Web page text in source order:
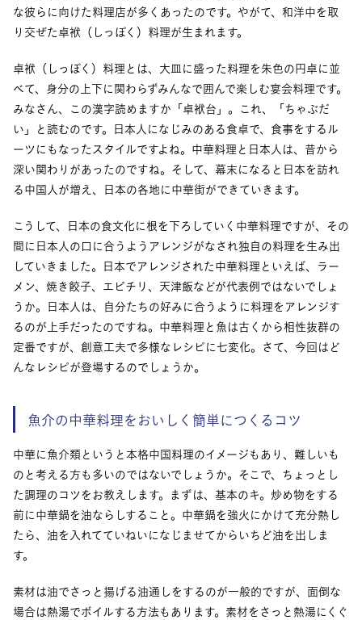
な彼らに向けた料理店が多くあったのです。やがて、和洋中を取
り交ぜた卓袱（しっぽく）料理が生まれます。
卓袱（しっぽく）料理とは、大皿に盛った料理を朱色の円卓に並
べて、身分の上下に関わらずみんなで囲んで楽しむ宴会料理です。
みなさん、この漢字読めますか「卓袱台」。これ、「ちゃぶだ
い」と読むのです。日本人になじみのある食卓で、食事をするル
ーツにもなったスタイルですよね。中華料理と日本人は、昔から
深い関わりがあったのですね。そして、幕末になると日本を訪れ
る中国人が増え、日本の各地に中華街ができていきます。
こうして、日本の食文化に根を下ろしていく中華料理ですが、その
間に日本人の口に合うようアレンジがなされ独自の料理を生み出
していきました。日本でアレンジされた中華料理といえば、ラー
メン、焼き餃子、エビチリ、天津飯などが代表例ではないでしょ
うか。日本人は、自分たちの好みに合うように料理をアレンジす
るのが上手だったのですね。中華料理と魚は古くから相性抜群の
定番ですが、創意工夫で多様なレシピに七変化。さて、今回はど
んなレシピが登場するのでしょうか。
魚介の中華料理をおいしく簡単につくるコツ
中華に魚介類というと本格中国料理のイメージもあり、難しいも
のと考える方も多いのではないでしょうか。そこで、ちょっとし
た調理のコツをお教えします。まずは、基本のキ。炒め物をする
前に中華鍋を油ならしすること。中華鍋を強火にかけて充分熱し
たら、油を入れてていねいになじませてからいちど油を出しま
す。
素材は油でさっと揚げる油通しをするのが一般的ですが、面倒な
場合は熱湯でボイルする方法もあります。素材をさっと熱湯にくぐ